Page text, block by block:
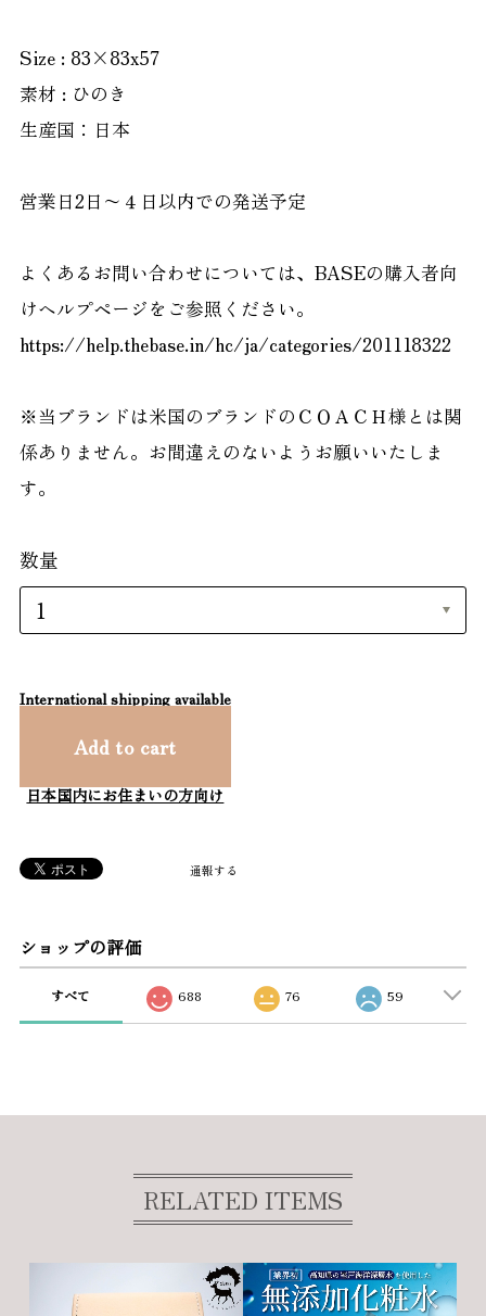
Size : 83×83x57
素材 : ひのき
生産国：日本
営業日2日〜４日以内での発送予定
よくあるお問い合わせについては、BASEの購入者向
けヘルプページをご参照ください。
https://help.thebase.in/hc/ja/categories/201118322
※当ブランドは米国のブランドのＣＯＡＣＨ様とは関
係ありません。お間違えのないようお願いいたしま
す。
数量
International shipping available
Add to cart
日本国内にお住まいの方向け
通報する
ショップの評価
すべて 688 76 59
RELATED ITEMS